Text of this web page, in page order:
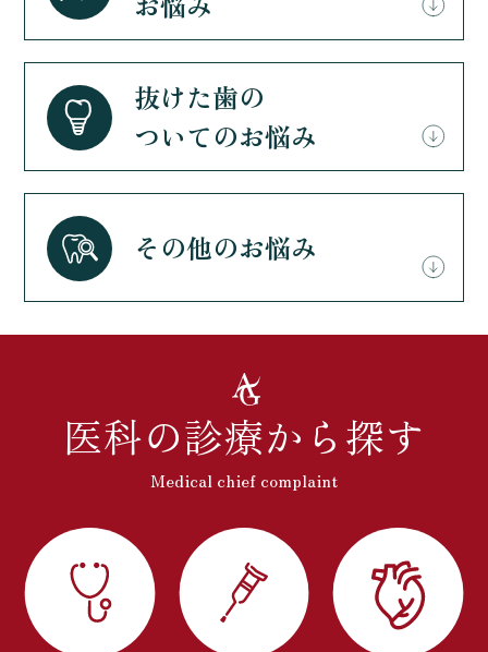
抜けた歯の
ついてのお悩み
その他のお悩み
医科の診療から探す
Medical chief complaint